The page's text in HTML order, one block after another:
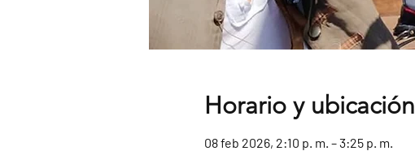
Horario y ubicación
08 feb 2026, 2:10 p. m. – 3:25 p. m.